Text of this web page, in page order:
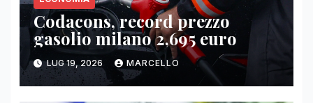
Codacons, record prezzo
gasolio milano 2,695 euro
LUG 19, 2026 MARCELLO